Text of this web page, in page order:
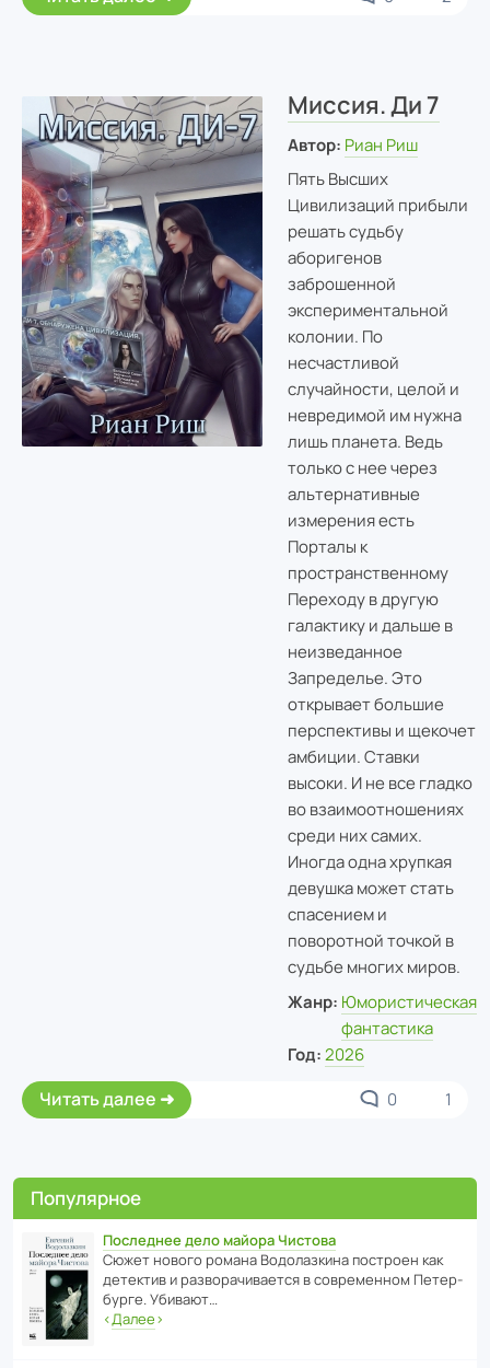
Миссия. Ди 7
Автор: Риан Риш
Пять Высших
Цивилизаций прибыли
решать судьбу
аборигенов
заброшенной
экспериментальной
колонии. По
несчастливой
случайности, целой и
невредимой им нужна
лишь планета. Ведь
только с нее через
альтернативные
измерения есть
Порталы к
пространственному
Переходу в другую
галактику и дальше в
неизведанное
Запределье. Это
открывает большие
перспективы и щекочет
амбиции. Ставки
высоки. И не все гладко
во взаимоотношениях
среди них самих.
Иногда одна хрупкая
девушка может стать
спасением и
поворотной точкой в
судьбе многих миров.
Жанр: Юмористическая
фантастика
Год: 2026
Читать далее 0 1
Популярное
Последнее дело майора Чистова
Сюжет нового романа Водо­ла­з­кина пост­роен как
дете­ктив и разво­ра­чи­ва­ется в совре­менном Пете­р­
бурге. Убивают…
‹Далее›